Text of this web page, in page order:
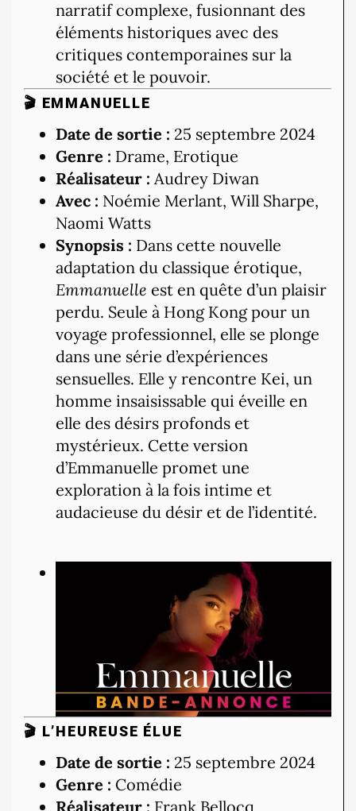
narratif complexe, fusionnant des
éléments historiques avec des
critiques contemporaines sur la
société et le pouvoir.
🎬 EMMANUELLE
Date de sortie : 25 septembre 2024
Genre : Drame, Erotique
Réalisateur : Audrey Diwan
Avec : Noémie Merlant, Will Sharpe,
Naomi Watts
Synopsis : Dans cette nouvelle
adaptation du classique érotique,
Emmanuelle est en quête d’un plaisir
perdu. Seule à Hong Kong pour un
voyage professionnel, elle se plonge
dans une série d’expériences
sensuelles. Elle y rencontre Kei, un
homme insaisissable qui éveille en
elle des désirs profonds et
mystérieux. Cette version
d’Emmanuelle promet une
exploration à la fois intime et
audacieuse du désir et de l’identité.
🎬 L’HEUREUSE ÉLUE
Date de sortie : 25 septembre 2024
Genre : Comédie
Réalisateur : Frank Bellocq